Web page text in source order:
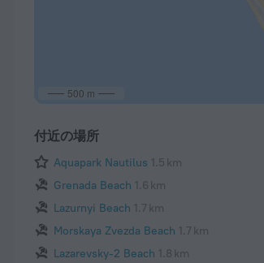
500 m
付近の場所
Aquapark Nautilus 1.5 km
Grenada Beach 1.6 km
Lazurnyi Beach 1.7 km
Morskaya Zvezda Beach 1.7 km
Lazarevsky-2 Beach 1.8 km